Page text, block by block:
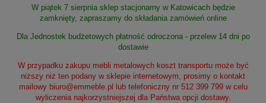
W piątek 7 sierpnia sklep stacjonarny w Katowicach będzie
zamknięty, zapraszamy do składania zamówień online
Dla Jednostek budżetowych płatność odroczona - przelew 14 dni po
dostawie
W przypadku zakupu mebli metalowych koszt transportu może być
niższy niż ten podany w sklepie internetowym, prosimy o kontakt
mailowy biuro@emmeble.pl
lub telefoniczny nr 512 399 799 w celu
wyliczenia najkorzystniejszej dla Państwa opcji dostawy.